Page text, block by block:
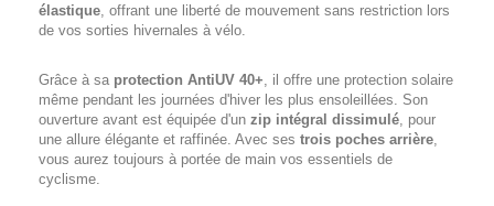
élastique, offrant une liberté de mouvement sans restriction lors
de vos sorties hivernales à vélo.
Grâce à sa protection AntiUV 40+, il offre une protection solaire
même pendant les journées d'hiver les plus ensoleillées. Son
ouverture avant est équipée d'un zip intégral dissimulé, pour
une allure élégante et raffinée. Avec ses trois poches arrière,
vous aurez toujours à portée de main vos essentiels de
cyclisme.